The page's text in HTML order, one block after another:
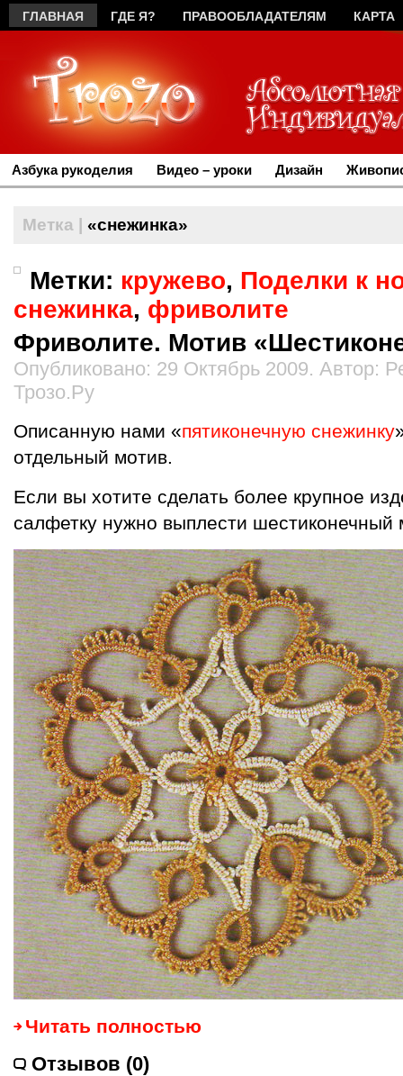
ГЛАВНАЯ ГДЕ Я? ПРАВООБЛАДАТЕЛЯМ КАРТА
Азбука рукоделия Видео – уроки Дизайн
Метка | «снежинка»
Метки: кружево, Поделки к
снежинка, фриволите
Фриволите. Мотив
Опубликовано: 29 Октябрь 2009. Автор:
Трозо.Ру
Описанную нами «пятиконечную снежинку
отдельный мотив.
Если вы хотите сделать более крупное
салфетку нужно выплести шестиконечный
Читать полностью
Отзывов (0)